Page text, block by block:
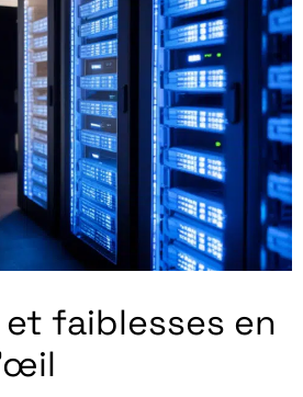
faiblesses en